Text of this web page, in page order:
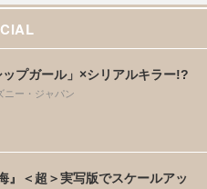
プガール」×シリアルキラー!?
ニー・ジャパン
』＜超＞実写版でスケールアッ